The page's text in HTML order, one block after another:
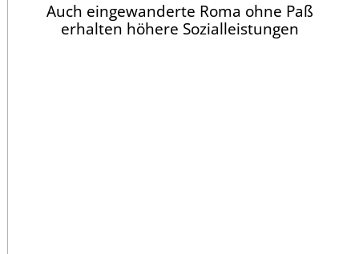
Auch eingewanderte Roma ohne Paß
erhalten höhere Sozialleistungen